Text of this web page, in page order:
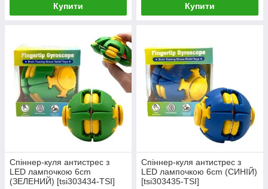
Купити Купити
Спіннер-куля антистрес з
LED лампочкою 6cm
(ЗЕЛЕНИЙ) [tsi303434-TSI]
Спіннер-куля антистрес з
LED лампочкою 6cm (СИНІЙ)
[tsi303435-TSI]